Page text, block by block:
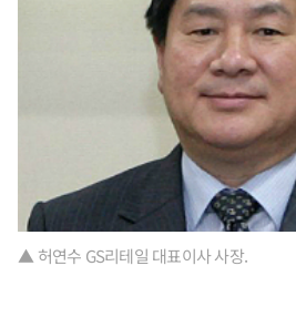
▲ 허연수 GS리테일 대표이사 사장.